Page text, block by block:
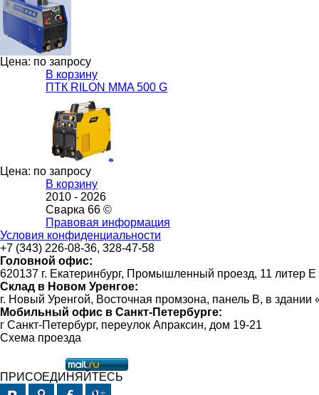
Цена: по запросу
В корзину
ПТК RILON MMA 500 G
Цена: по запросу
В корзину
2010 - 2026
Сварка 66 ©
Правовая информация
Условия конфиденциальности
+7 (343) 226-08-36, 328-47-58
Головной офис:
620137 г. Екатеринбург, Промышленный проезд, 11 литер Е
Склад в Новом Уренгое:
г. Новый Уренгой, Восточная промзона, панель В, в
Мобильный офис в Санкт-Петербурге:
г Санкт-Петербург, переулок Апраксин, дом 19-21
Схема проезда
ПРИСОЕДИНЯЙТЕСЬ